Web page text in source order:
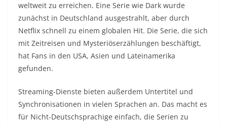
weltweit zu erreichen. Eine Serie wie Dark wurde
zunächst in Deutschland ausgestrahlt, aber durch
Netflix schnell zu einem globalen Hit. Die Serie, die sich
mit Zeitreisen und Mysteriöserzählungen beschäftigt,
hat Fans in den USA, Asien und Lateinamerika
gefunden.
Streaming-Dienste bieten außerdem Untertitel und
Synchronisationen in vielen Sprachen an. Das macht es
für Nicht-Deutschsprachige einfach, die Serien zu